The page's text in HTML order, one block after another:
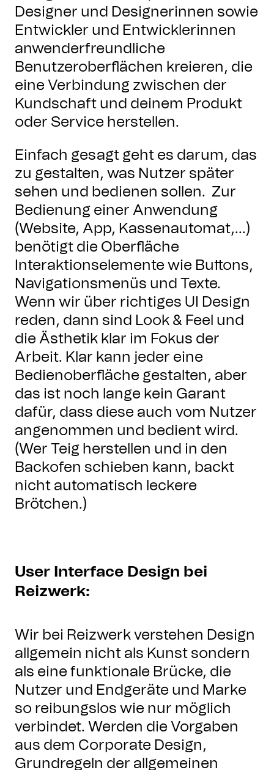
Designer und Designerinnen sowie
Entwickler und Entwicklerinnen
anwenderfreundliche
Benutzeroberflächen kreieren, die
eine Verbindung zwischen der
Kundschaft und deinem Produkt
oder Service herstellen.
Einfach gesagt geht es darum, das
zu gestalten, was Nutzer später
sehen und bedienen sollen. Zur
Bedienung einer Anwendung
(Website, App, Kassenautomat,...)
benötigt die Oberfläche
Interaktionselemente wie Buttons,
Navigationsmenüs und Texte.
Wenn wir über richtiges UI Design
reden, dann sind Look & Feel und
die Ästhetik klar im Fokus der
Arbeit. Klar kann jeder eine
Bedienoberfläche gestalten, aber
das ist noch lange kein Garant
dafür, dass diese auch vom Nutzer
angenommen und bedient wird.
(Wer Teig herstellen und in den
Backofen schieben kann, backt
nicht automatisch leckere
Brötchen.)
User Interface Design bei
Reizwerk:
Wir bei Reizwerk verstehen Design
allgemein nicht als Kunst sondern
als eine funktionale Brücke, die
Nutzer und Endgeräte und Marke
so reibungslos wie nur möglich
verbindet. Werden die Vorgaben
aus dem Corporate Design,
Grundregeln der allgemeinen